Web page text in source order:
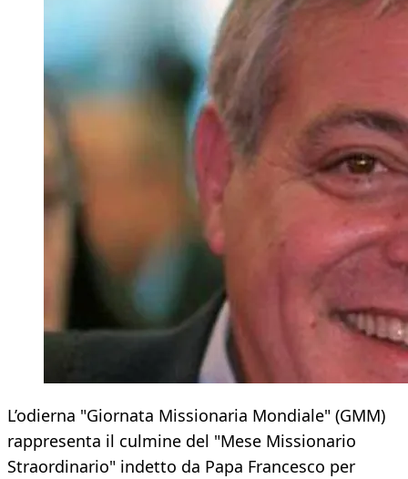
L’odierna "Giornata Missionaria Mondiale" (GMM)
rappresenta il culmine del "Mese Missionario
Straordinario" indetto da Papa Francesco per